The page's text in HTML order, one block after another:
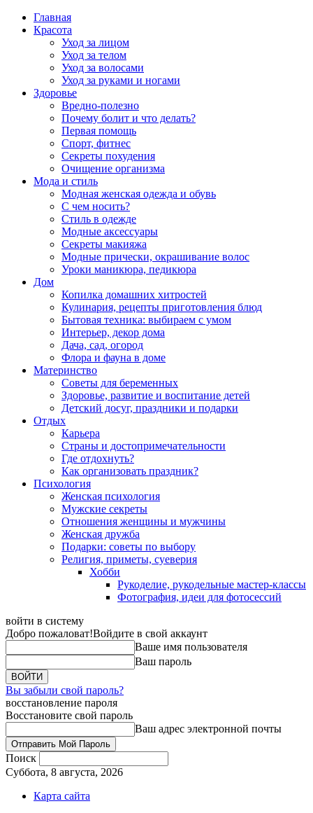
Главная
Красота
Уход за лицом
Уход за телом
Уход за волосами
Уход за руками и ногами
Здоровье
Вредно-полезно
Почему болит и что делать?
Первая помощь
Спорт, фитнес
Секреты похудения
Очищение организма
Мода и стиль
Модная женская одежда и обувь
С чем носить?
Стиль в одежде
Модные аксессуары
Секреты макияжа
Модные прически, окрашивание волос
Уроки маникюра, педикюра
Дом
Копилка домашних хитростей
Кулинария, рецепты приготовления блюд
Бытовая техника: выбираем с умом
Интерьер, декор дома
Дача, сад, огород
Флора и фауна в доме
Материнство
Советы для беременных
Здоровье, развитие и воспитание детей
Детский досуг, праздники и подарки
Отдых
Карьера
Страны и достопримечательности
Где отдохнуть?
Как организовать праздник?
Психология
Женская психология
Мужские секреты
Отношения женщины и мужчины
Женская дружба
Подарки: советы по выбору
Религия, приметы, суеверия
Хобби
Рукоделие, рукодельные мастер-классы
Фотография, идеи для фотосессий
войти в систему
Добро пожаловат!Войдите в свой аккаунт
Ваше имя пользователя
Ваш пароль
Вы забыли свой пароль?
восстановление пароля
Восстановите свой пароль
Ваш адрес электронной почты
Поиск
Суббота, 8 августа, 2026
Карта сайта